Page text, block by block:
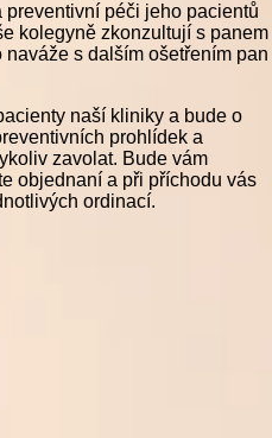
péči jeho pacientů
kolegyně zkonzultují s panem
s dalším ošetřením pan
naší kliniky a bude o
prohlídek a
zavolat. Bude vám
objednaní a při příchodu vás
ordinací.